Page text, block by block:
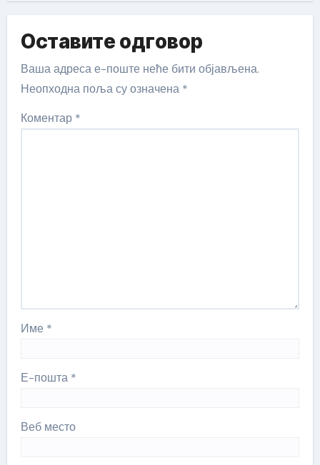
Оставите одговор
Ваша адреса е-поште неће бити објављена.
Неопходна поља су означена *
Коментар *
Име *
Е-пошта *
Веб место